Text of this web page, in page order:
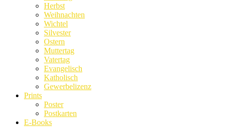
Herbst
Weihnachten
Wichtel
Silvester
Ostern
Muttertag
Vatertag
Evangelisch
Katholisch
Gewerbelizenz
Prints
Poster
Postkarten
E-Books